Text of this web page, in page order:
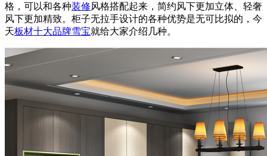
格，可以和各种装修风格搭配起来，简约风下更加立体、轻奢
风下更加精致。柜子无拉手设计的各种优势是无可比拟的，今
天板材十大品牌雪宝就给大家介绍几种。